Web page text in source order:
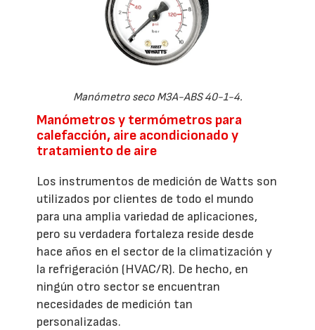
Manómetro seco M3A-ABS 40-1-4.
Manómetros y termómetros para
calefacción, aire acondicionado y
tratamiento de aire
Los instrumentos de medición de Watts son
utilizados por clientes de todo el mundo
para una amplia variedad de aplicaciones,
pero su verdadera fortaleza reside desde
hace años en el sector de la climatización y
la refrigeración (HVAC/R). De hecho, en
ningún otro sector se encuentran
necesidades de medición tan
personalizadas.